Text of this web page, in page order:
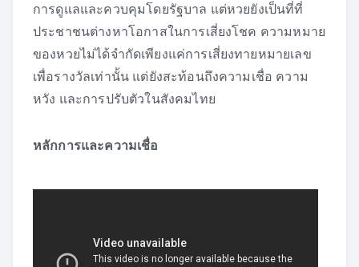
การดูแลและควบคุมโดยรัฐบาล แต่หวยยังเป็นที่ที่
ประชาชนต่างหาโอกาสในการเสี่ยงโชค ความหมาย
ของหวยไม่ได้จำกัดเพียงแค่การเสี่ยงทายหมายเลข
เพื่อรางวัลเท่านั้น แต่ยังสะท้อนถึงความเชื่อ ความ
หวัง และการปรับตัวในสังคมไทย
หลักการและความเชื่อ